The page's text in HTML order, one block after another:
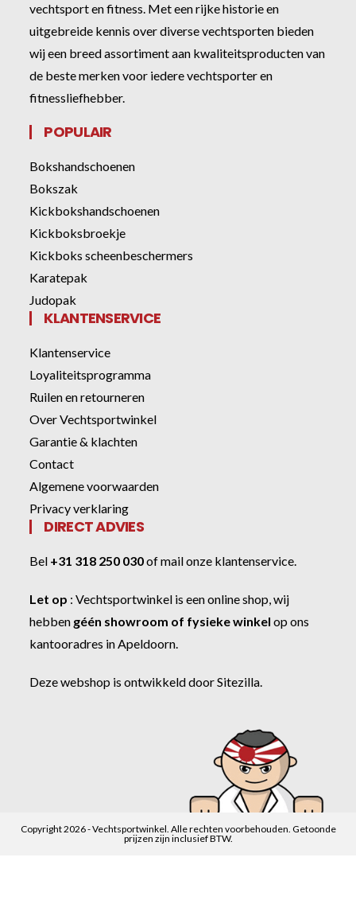
vechtsport en fitness. Met een rijke historie en
uitgebreide kennis over diverse vechtsporten bieden
wij een breed assortiment aan kwaliteitsproducten van
de beste merken voor iedere vechtsporter en
fitnessliefhebber.
POPULAIR
Bokshandschoenen
Bokszak
Kickbokshandschoenen
Kickboksbroekje
Kickboks scheenbeschermers
Karatepak
Judopak
KLANTENSERVICE
Klantenservice
Loyaliteitsprogramma
Ruilen en retourneren
Over Vechtsportwinkel
Garantie & klachten
Contact
Algemene voorwaarden
Privacy verklaring
DIRECT ADVIES
Bel +31 318 250 030ofmail onze klantenservice
Let op :Vechtsportwinkel is een online shop, wij
hebben géén showroom of fysieke winkel op ons
kantooradres in Apeldoorn.
Deze webshop is ontwikkeld doorSitezilla
Copyright 2026 - Vechtsportwinkel. Alle rechten voorbehouden. Getoonde
prijzen zijn inclusief BTW.